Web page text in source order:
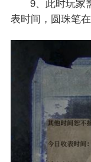
9、此时玩家
表时间，圆珠笔